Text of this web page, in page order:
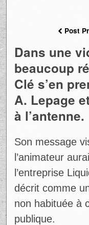
Post
Dans une
beaucoup
Clé s’en
A. Lepage
à l’antenne.
Son message
l’animateur
l’entreprise
décrit comme
non habituée à
publique.